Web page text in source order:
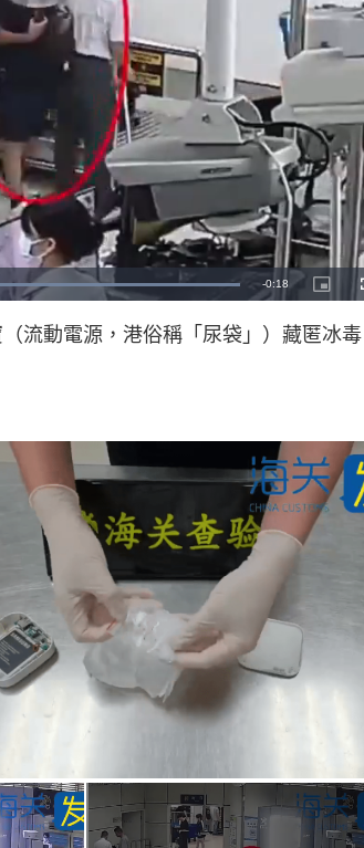
流動電源，港俗稱「尿袋」）藏匿冰毒